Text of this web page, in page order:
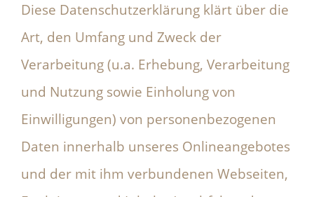
Diese Datenschutzerklärung klärt über die
Art, den Umfang und Zweck der
Verarbeitung (u.a. Erhebung, Verarbeitung
und Nutzung sowie Einholung von
Einwilligungen) von personenbezogenen
Daten innerhalb unseres Onlineangebotes
und der mit ihm verbundenen Webseiten,